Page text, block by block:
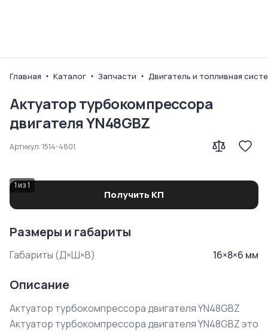
Главная Каталог Запчасти Двигатель и топливная
Актуатор турбокомпрессора
двигателя YN48GBZ
Артикул:1514-4801
1 из1
Получить КП
Размеры и габариты
Габариты (Д×Ш×В) 16×8×6 мм
Описание
Актуатор турбокомпрессора двигателя YN48GBZ
Актуатор турбокомпрессора двигателя YN48GBZ это